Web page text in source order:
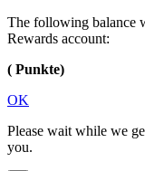
The following balance
Rewards account:
( Punkte)
OK
Please wait while we
you.